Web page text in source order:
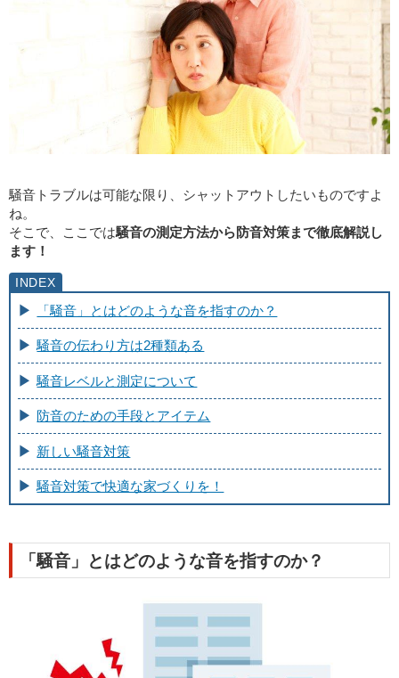
騒音トラブルは可能な限り、シャットアウトしたいものですよ
ね。
そこで、ここでは騒音の測定方法から防音対策まで徹底解説し
ます！
「騒音」とはどのような音を指すのか？
騒音の伝わり方は2種類ある
騒音レベルと測定について
防音のための手段とアイテム
新しい騒音対策
騒音対策で快適な家づくりを！
「騒音」とはどのような音を指すのか？